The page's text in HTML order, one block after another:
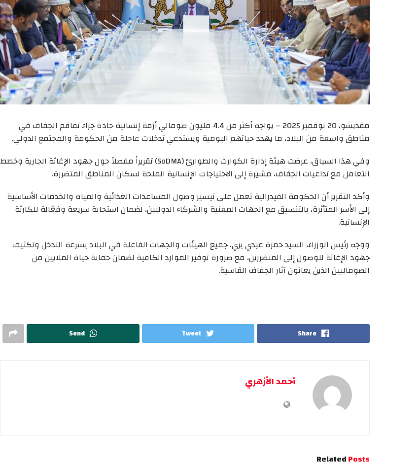
مقديشو، 20 نوفمبر 2025 – يواجه أكثر من 4.4 مليون صومالي أزمة إنسانية حادة جراء تفاقم الجفاف في
مناطق واسعة من البلاد، ما يهدد حياتهم اليومية ويستدعي تدخلات عاجلة من الحكومة والمجتمع الدولي.
وفي هذا السياق، عرضت هيئة إدارة الكوارث والطوارئ (SoDMA) تقريراً مفصلاً حول جهود الإغاثة الجارية وخطط
التعامل مع تداعيات الجفاف، مشيرة إلى الاحتياجات الإنسانية الملحة لسكان المناطق المتضررة.
وأكد التقرير أن الحكومة الفيدرالية تعمل على تيسير وصول المساعدات الغذائية والمياه والخدمات الأساسية
إلى الأسر المتأثرة، بالتنسيق مع الجهات المعنية والشركاء الدوليين، لضمان استجابة سريعة وفعّالة للكارثة
الإنسانية.
ووجه رئيس الوزراء، السيد حمزة عبدي بري، جميع الهيئات والجهات الفاعلة في البلاد بسرعة التدخل وتكثيف
جهود الإغاثة للوصول إلى المتضررين، مع ضرورة توفير الموارد الكافية لضمان حماية حياة الملايين من
الصوماليين الذين يعانون آثار الجفاف القاسية.
Share
Tweet
Send
أحمد الأزهري
RelatedPosts